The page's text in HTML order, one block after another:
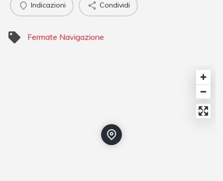
Indicazioni Condividi
Fermate Navigazione